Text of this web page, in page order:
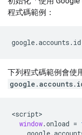
程式碼範例：
google.accounts . id
下列程式碼範例會使
<script
window.onload =